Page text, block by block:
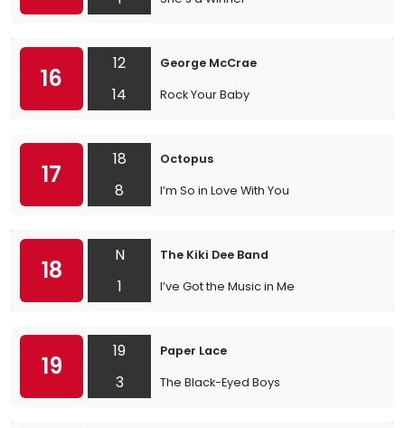
16
12
14
George McCrae
Rock Your Baby
17
18
8
Octopus
I’m So in Love With You
18
N
1
The Kiki Dee Band
I’ve Got the Music in Me
19
19
3
Paper Lace
The Black-Eyed Boys